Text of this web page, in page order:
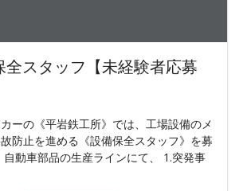
全スタッフ【未経験者応募
ーの《平岩鉄工所》では、工場設備のメ
防止を進める《設備保全スタッフ》を募
動車部品の生産ラインにて、 1.突発事